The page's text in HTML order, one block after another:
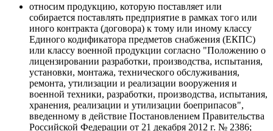
относим продукцию, которую поставляет или
собирается поставлять предприятие в рамках того или
иного контракта (договора) к тому или иному классу
Единого кодификатора предметов снабжения (ЕКПС)
или классу военной продукции согласно "Положению о
лицензировании разработки, производства, испытания,
установки, монтажа, технического обслуживания,
ремонта, утилизации и реализации вооружения и
военной техники, разработки, производства, испытания,
хранения, реализации и утилизации боеприпасов",
введенному в действие Постановлением Правительства
Российской Федерации от 21 декабря 2012 г. № 2386;